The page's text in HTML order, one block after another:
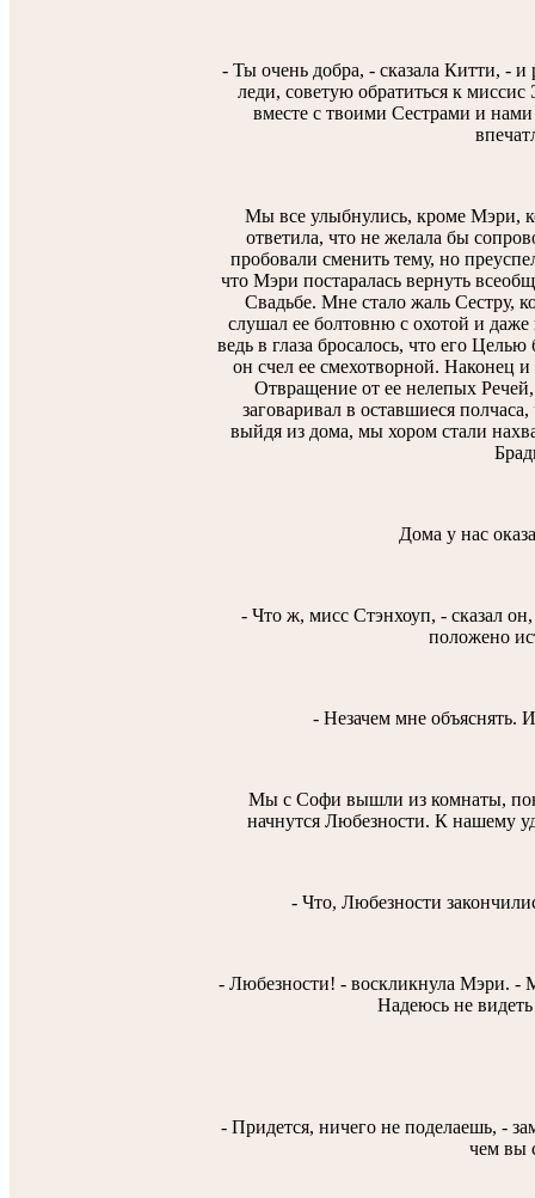
- Ты очень добра, - сказала Китти, - и
леди, советую обратиться к
вместе с твоими Сестрами и
Мы все улыбнулись, кроме Мэри,
ответила, что не желала бы
пробовали сменить тему, но
что Мэри постаралась вернуть
Свадьбе. Мне стало жаль Сестру,
слушал ее болтовню с охотой и
ведь в глаза бросалось, что его
он счел ее смехотворной. Наконец
Отвращение от ее нелепых
заговаривал в оставшиеся
выйдя из дома, мы хором стали
Дома у нас
- Что ж, мисс Стэнхоуп, - сказал
положено
- Незачем мне объяснять.
Мы с Софи вышли из комнаты,
начнутся Любезности. К нашему
- Что, Любезности
- Любезности! - воскликнула Мэри. -
Надеюсь не
- Придется, ничего не поделаешь, -
чем вы